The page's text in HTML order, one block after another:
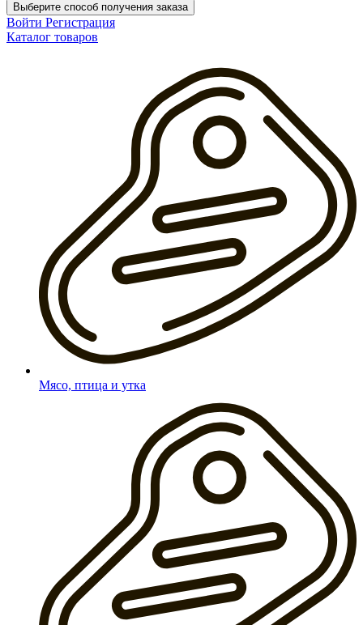
Выберите способ получения заказа
Войти Регистрация
Каталог товаров
Мясо, птица и утка